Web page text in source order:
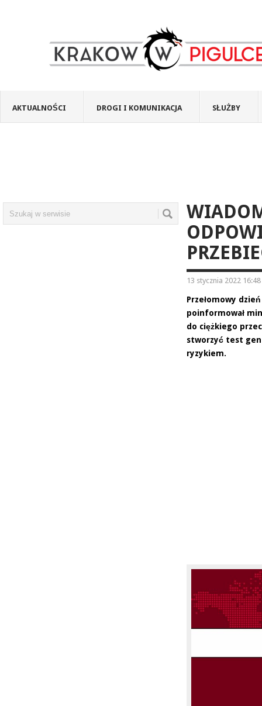
AKTUALNOŚCI DROGI I KOMUNIKACJA SŁUŻBY
13 stycznia 2022 16:48
Przełomowy
poinformował
do ciężkiego
stworzyć test
ryzykiem.